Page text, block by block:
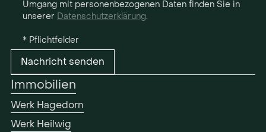
Umgang mit personenbezogenen Daten finden Sie in
unserer Datenschutzerklärung.
* Pflichtfelder
Immobilien
Werk Hagedorn
Werk Heilwig